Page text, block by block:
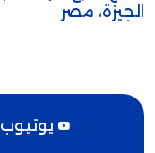
الجيزة، مصر
يوتيوب